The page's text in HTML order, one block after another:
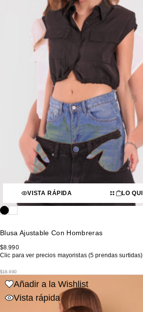
VISTA RÁPIDA LO
Blusa Ajustable Con Hombreras
$16.990
$8.990
Clic para ver precios mayoristas (5 prendas surtidas)
Añadir a la Wishlist
Vista rápida